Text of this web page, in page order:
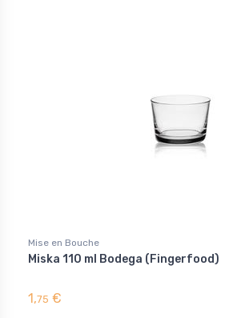
Mise en Bouche
Miska 110 ml Bodega (Fingerfood)
1,75 €